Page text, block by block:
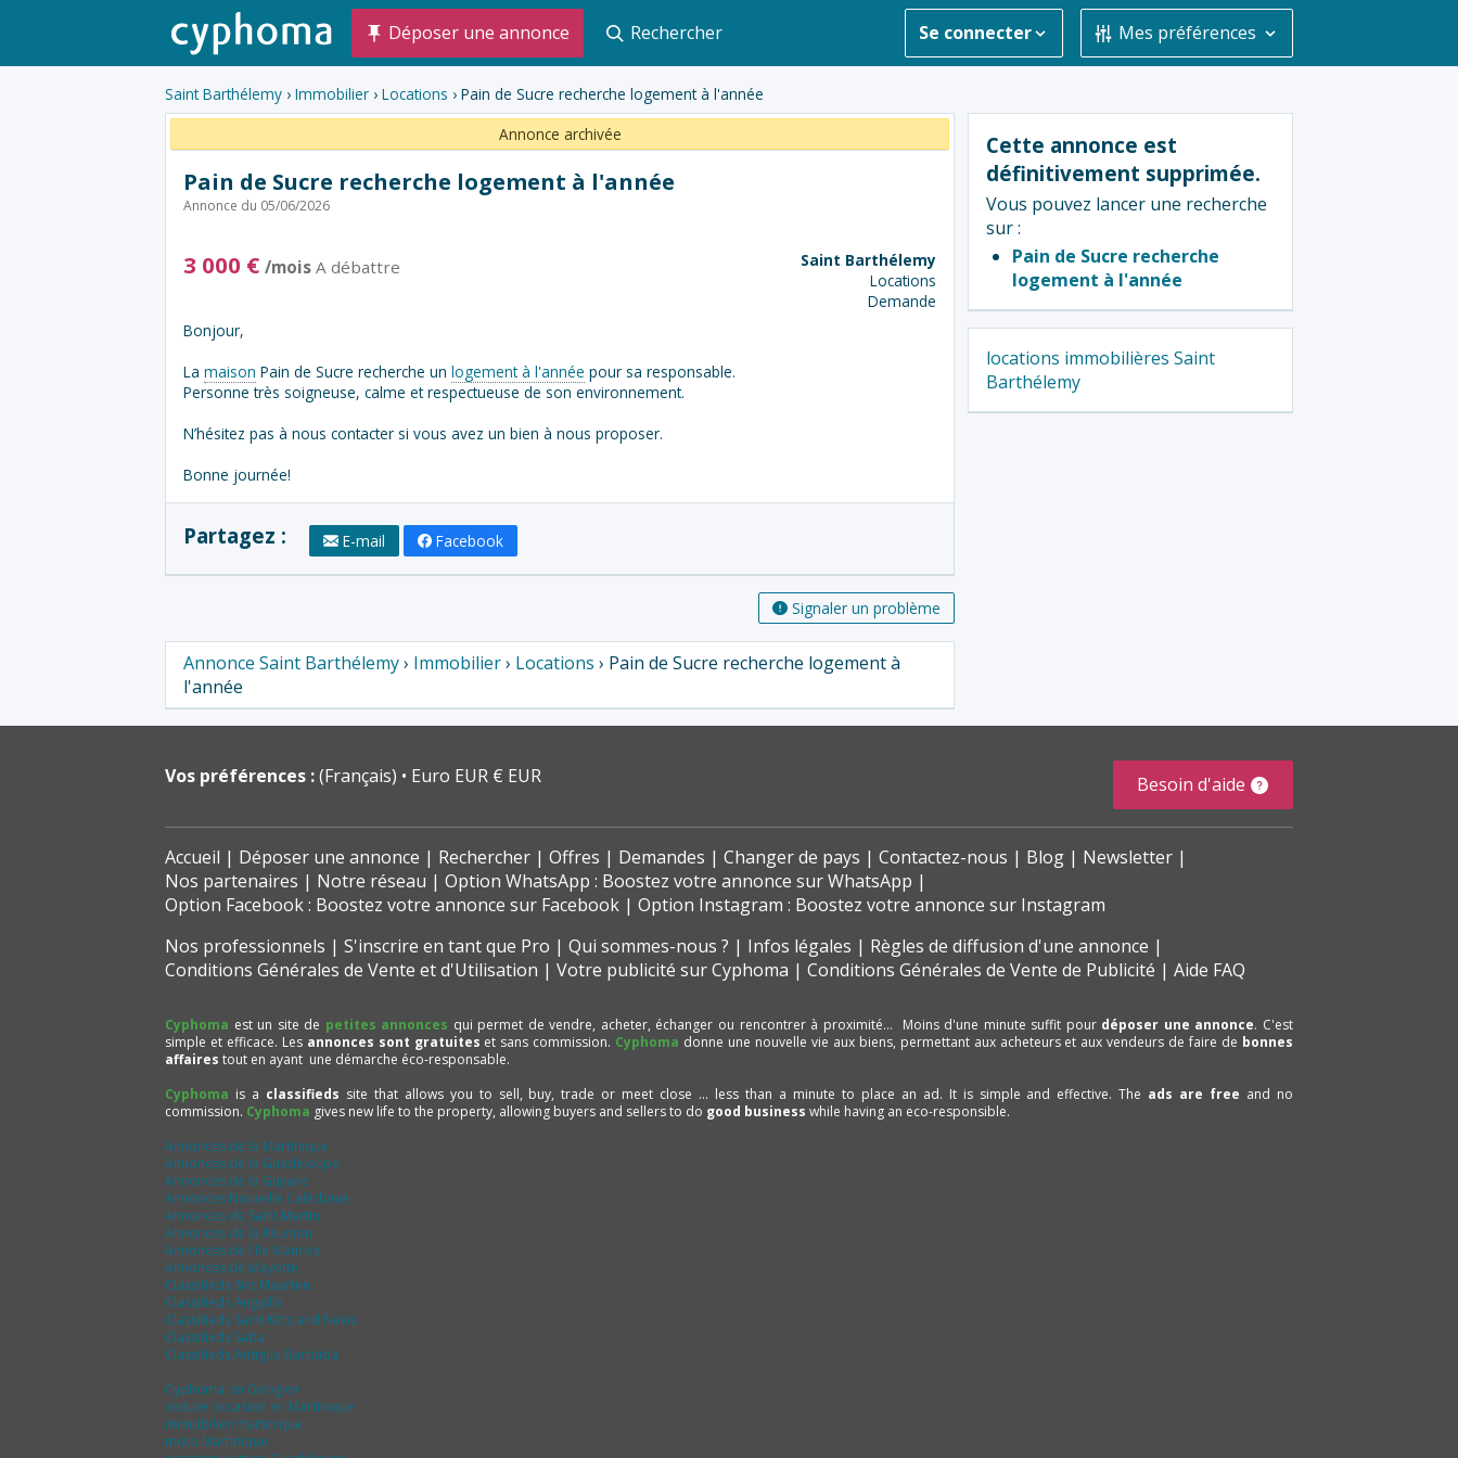
Déposer une annonce Rechercher Se connecter Mes préférences
Saint Barthélemy › Immobilier › Locations › Pain de Sucre recherche logement à l'année
Annonce archivée
Pain de Sucre recherche logement à l'année
Annonce du 05/06/2026
3 000 € /mois A débattre
Saint Barthélemy
Locations
Demande
Bonjour,
La maison Pain de Sucre recherche un logement à l'année pour sa responsable.
Personne très soigneuse, calme et respectueuse de son environnement.
N’hésitez pas à nous contacter si vous avez un bien à nous proposer.
Bonne journée!
Partagez : E-mail Facebook
Signaler un problème
Annonce Saint Barthélemy› Immobilier› Locations › Pain de Sucre recherche logement à
l'année
Cette annonce est
définitivement supprimée.
Vous pouvez lancer une recherche
sur :
Pain de Sucre recherche
logement à l'année
locations immobilières Saint
Barthélemy
Vos préférences :(Français) Euro EUR € EUR Besoin d'aide
Accueil Déposer une annonce Rechercher Offres Demandes Changer de pays Contactez-nous Blog
Newsletter
Nos partenaires
Notre réseau
Option WhatsApp : Boostez votre annonce sur WhatsApp
Option Facebook : Boostez votre annonce sur Facebook
Option Instagram : Boostez votre annonce sur Instagram
Nos professionnels
S'inscrire en tant que Pro Qui sommes-nous ? Infos légales
Règles de diffusion d'une annonce
Conditions Générales de Vente et d'Utilisation
Votre publicité sur Cyphoma Conditions Générales de Vente de Publicité Aide FAQ
Cyphoma est un site de petites annonces qui permet de vendre, acheter, échanger ou rencontrer à proximité… Moins d'une minute suffit pour déposer une annonce. C'est
simple et efficace. Les annonces sont gratuites et sans commission. Cyphoma donne une nouvelle vie aux biens, permettant aux acheteurs et aux vendeurs de faire de bonnes
affaires tout en ayant une démarche éco-responsable.
Cyphoma is a classifieds site that allows you to sell, buy, trade or meet close ... less than a minute to place an ad. It is simple and effective. The ads are free and no
commission. Cyphoma gives new life to the property, allowing buyers and sellers to do good business while having an eco-responsible.
Annonces de la Martinique
Annonces de la Guadeloupe
Annonces de la Guyane
Annonces Nouvelle Calédonie
Annonces de Saint Martin
Annonces de la Réunion
Annonces de l'Ile Maurice
Annonces de Mayotte
Classifieds Sint Maarten
Classifieds Anguilla
Classifieds Saint Kitts and Nevis
Classifieds Saba
Classifieds Antigua Barbuda
Cyphoma on Google+
voiture occasion en Martinique
immobilier martinique
moto Martinique